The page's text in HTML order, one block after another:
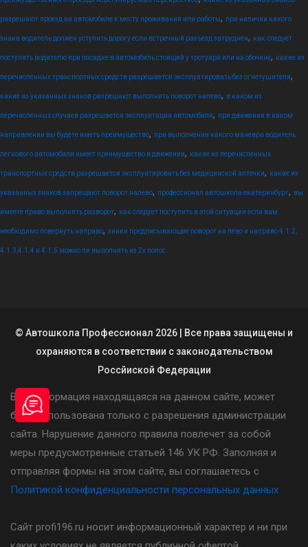
разрешают проезд на автомобиле к месту проживания или работы, при наличии какого
знака водитель должен уступить дорогу если встречный разъезд затруднен, как следует
поступить водителю при посадке в автомобиль стоящий у тротуара или на обочине, какие из
перечисленных транспортных средств разрешается эксплуатировать без огнетушителя,
какие из указанных знаков разрешают выполнить поворот налево, в каком из
перечисленных случаев разрешается эксплуатация автомобиля, при движении в каком
направлении вы будете иметь преимущество, при выполнении какого маневра водитель
легкового автомобиля имеет преимущество в движении, какие из перечисленных
транспортных средств разрешается эксплуатировать без медицинской аптечки, какие из
указанных знаков запрещают поворот налево, профессионал автошкола екатеринбург, вы
имеете право выполнить разворот, как следует поступить в этой ситуации если вам
необходимо повернуть направо, знаки предписывающие поворот на лево и направо 4.1.2,
4.1.3,4.1.4 и 4.1.5 можно ли выполнять из 2х полос
© Автошкола Профессионал 2026 | Все права защищены и
охраняются в соответствии с законодательством
Россйиской Федерации
Вся информация находящаяся на данном сайте, может
быть использована только с разрешения администрации
сайта. Нарушение данного правила повлечет за собой
меры предусмотренные статьей 146 УК РФ. Заполняя и
отправляя формы на этом сайте, вы соглашаетесь с
Политикой конфиденциальности персональных данных
Сайт profi196.ru носит информационный характер и ни при